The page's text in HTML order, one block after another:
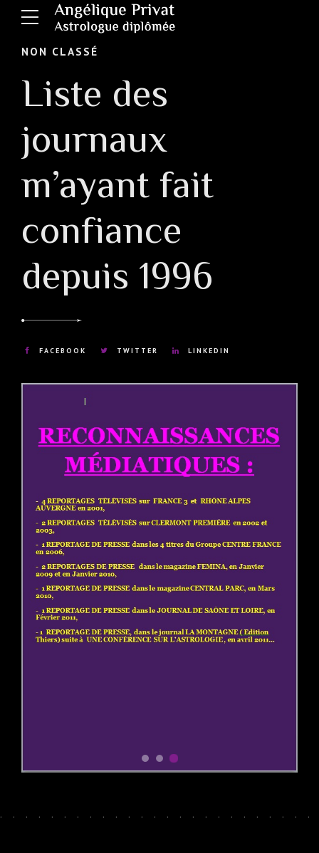
NON CLASSÉ
Liste des
journaux
m’ayant fait
confiance
depuis 1996
FACEBOOK TWITTER LINKEDIN